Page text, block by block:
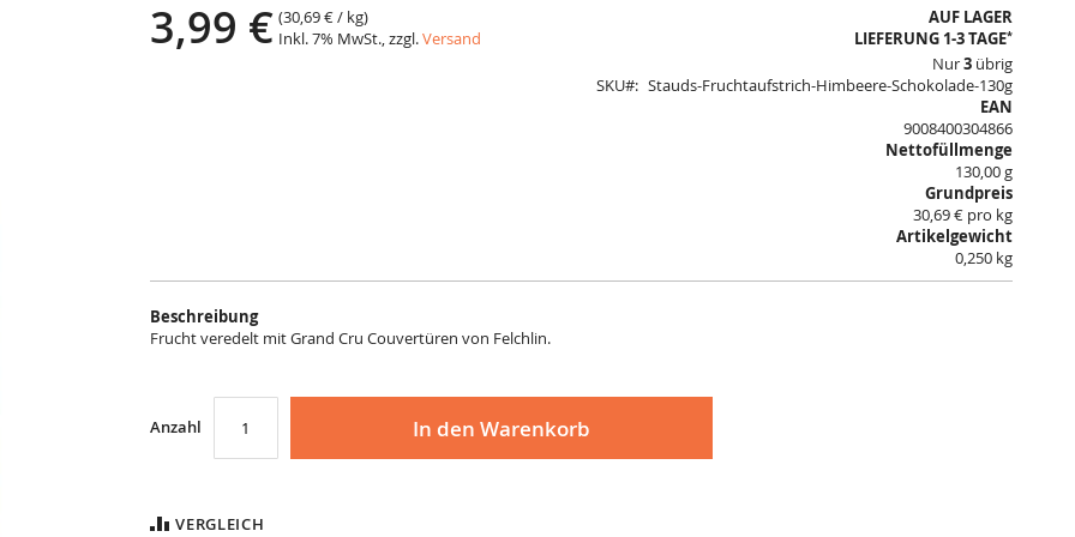
3,99 € (30,69 €/ kg)
Inkl. 7% MwSt., zzgl.Versand
AUF LAGER
LIEFERUNG 1-3 TAGE*
Nur3übrig
SKU
Stauds-Fruchtaufstrich-Himbeere-Schokolade-130g
EAN
9008400304866
Nettofüllmenge
130,00 g
Grundpreis
30,69 € pro kg
Artikelgewicht
0,250 kg
Beschreibung
Frucht veredelt mit Grand Cru Couvertüren von Felchlin.
Anzahl In den Warenkorb
VERGLEICH